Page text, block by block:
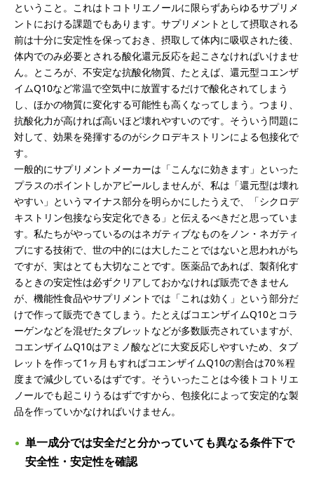
ということ。これはトコトリエノールに限らずあらゆるサプリメ
ントにおける課題でもあります。サプリメントとして摂取される
前は十分に安定性を保っておき、摂取して体内に吸収された後、
体内でのみ必要とされる酸化還元反応を起こさなければいけませ
ん。ところが、不安定な抗酸化物質、たとえば、還元型コエンザ
イムQ10など常温で空気中に放置するだけで酸化されてしまう
し、ほかの物質に変化する可能性も高くなってしまう。つまり、
抗酸化力が高ければ高いほど壊れやすいのです。そういう問題に
対して、効果を発揮するのがシクロデキストリンによる包接化で
す。
一般的にサプリメントメーカーは「こんなに効きます」といった
プラスのポイントしかアピールしませんが、私は「還元型は壊れ
やすい」というマイナス部分を明らかにしたうえで、「シクロデ
キストリン包接なら安定化できる」と伝えるべきだと思っていま
す。私たちがやっているのはネガティブなものをノン・ネガティ
ブにする技術で、世の中的には大したことではないと思われがち
ですが、実はとても大切なことです。医薬品であれば、製剤化す
るときの安定性は必ずクリアしておかなければ販売できません
が、機能性食品やサプリメントでは「これは効く」という部分だ
けで作って販売できてしまう。たとえばコエンザイムQ10とコラ
ーゲンなどを混ぜたタブレットなどが多数販売されていますが、
コエンザイムQ10はアミノ酸などに大変反応しやすいため、タブ
レットを作って1ヶ月もすればコエンザイムQ10の割合は70％程
度まで減少しているはずです。そういったことは今後トコトリエ
ノールでも起こりうるはずですから、包接化によって安定的な製
品を作っていかなければいけません。
単一成分では安全だと分かっていても異なる条件下で
安全性・安定性を確認